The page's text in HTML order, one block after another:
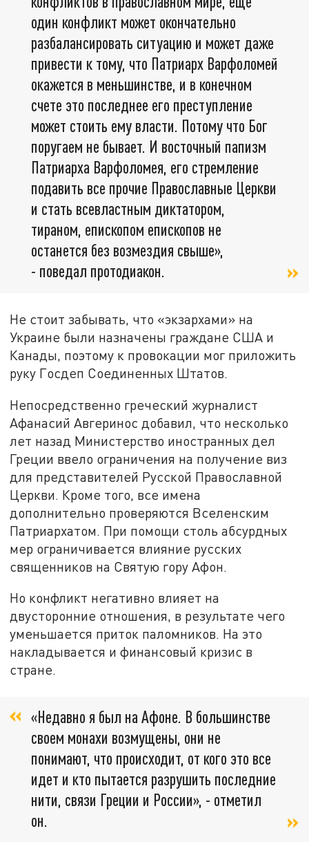
один конфликт может окончательно
разбалансировать ситуацию и может даже
привести к тому, что Патриарх Варфоломей
окажется в меньшинстве, и в конечном
счете это последнее его преступление
может стоить ему власти. Потому что Бог
поругаем не бывает. И восточный папизм
Патриарха Варфоломея, его стремление
подавить все прочие Православные Церкви
и стать всевластным диктатором,
тираном, епископом епископов не
останется без возмездия свыше»,
- поведал протодиакон.
Не стоит забывать, что «экзархами» на
Украине были назначены граждане США и
Канады, поэтому к провокации мог приложить
руку Госдеп Соединенных Штатов.
Непосредственно греческий журналист
Афанасий Авгеринос добавил, что несколько
лет назад Министерство иностранных дел
Греции ввело ограничения на получение виз
для представителей Русской Православной
Церкви. Кроме того, все имена
дополнительно проверяются Вселенским
Патриархатом. При помощи столь абсурдных
мер ограничивается влияние русских
священников на Святую гору Афон.
Но конфликт негативно влияет на
двусторонние отношения, в результате чего
уменьшается приток паломников. На это
накладывается и финансовый кризис в
стране.
«Недавно я был на Афоне. В большинстве
своем монахи возмущены, они не
понимают, что происходит, от кого это все
идет и кто пытается разрушить последние
нити, связи Греции и России», - отметил
он.